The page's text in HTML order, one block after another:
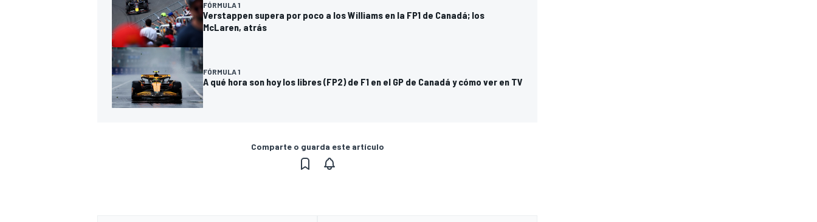
FÓRMULA 1
Verstappen supera por poco a los Williams en la FP1 de Canadá; los
McLaren, atrás
FÓRMULA 1
A qué hora son hoy los libres (FP2) de F1 en el GP de Canadá y cómo ver en TV
Comparte o guarda este artículo